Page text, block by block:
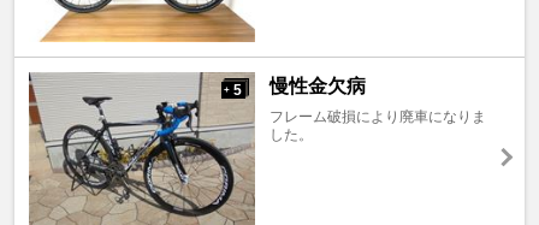
+ 5 慢性金欠病
フレーム破損により廃車になりま
した。